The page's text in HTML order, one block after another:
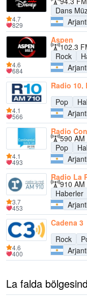
Dans
4.7
829
Aspen
102.3
Rock
4.6
684
Radio 10,
Pop
4.1
566
Radio
590 AM
Pop
4.1
493
Radio La
910 AM
Haberler
3.7
453
Cadena 3
Rock
4.6
400
La falda